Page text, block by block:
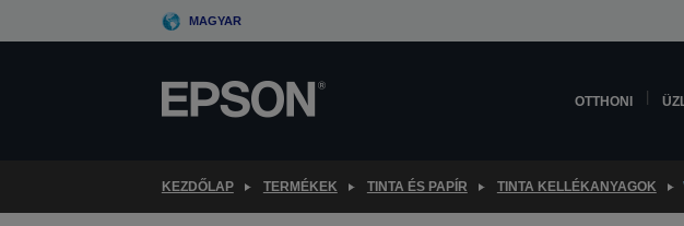
to
MAGYAR
OTTHONI
KEZDŐLAP TERMÉKEK TINTA ÉS PAPÍR TINTA KELLÉKANYAGOK